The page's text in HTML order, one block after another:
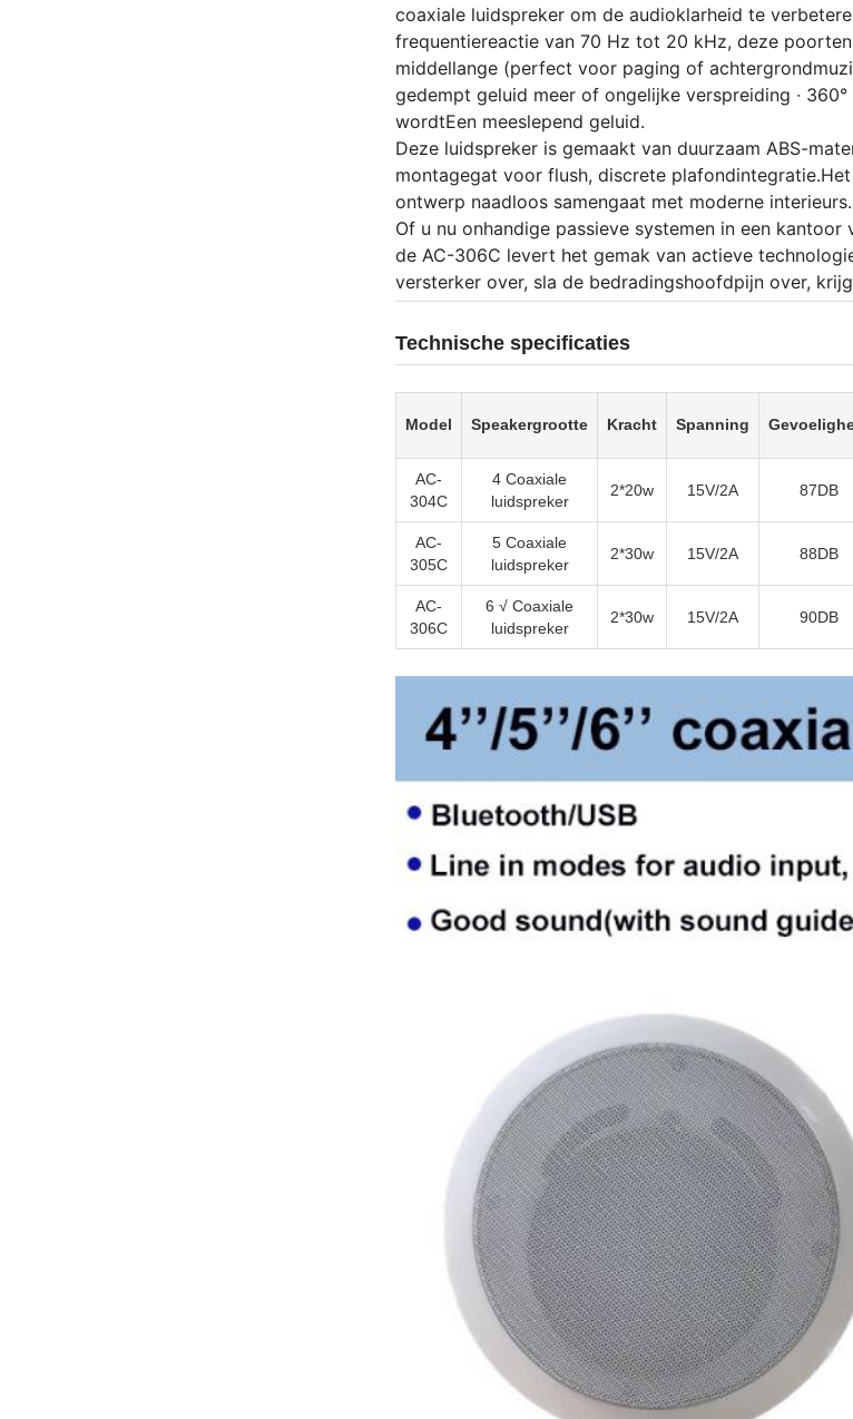
coaxiale luidspreker om de audioklarheid te
frequentiereactie van 70 Hz tot 20 kHz, deze
middellange (perfect voor paging of
gedempt geluid meer of ongelijke verspreiding ∙
wordtEen meeslepend geluid.
Deze luidspreker is gemaakt van duurzaam ABS-
montagegat voor flush, discrete
ontwerp naadloos samengaat met moderne interieurs.
Of u nu onhandige passieve systemen in een
de AC-306C levert het gemak van actieve
versterker over, sla de bedradingshoofdpijn over,
Technische specificaties
Model Speakergrootte Kracht Spanning
AC-
304C
4 Coaxiale
luidspreker
2*20w 15V/2A 87DB
AC-
305C
5 Coaxiale
luidspreker
2*30w 15V/2A 88DB
AC-
306C
6 √ Coaxiale
luidspreker
2*30w 15V/2A 90DB